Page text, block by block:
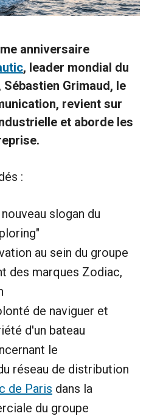
anniversaire
, leader mondial du
Grimaud, le
revient sur
et aborde les
:
slogan du
au sein du groupe
des marques Zodiac,
de naviguer et
d'un bateau
le
réseau de distribution
de Paris dans la
du groupe